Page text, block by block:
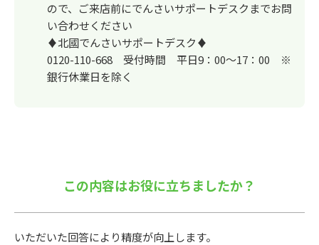
ので、ご来店前にでんさいサポートデスクまでお問
い合わせください
♦北國でんさいサポートデスク♦
0120-110-668 受付時間 平日9：00～17：00 ※
銀行休業日を除く
この内容はお役に立ちましたか？
いただいた回答により精度が向上します。